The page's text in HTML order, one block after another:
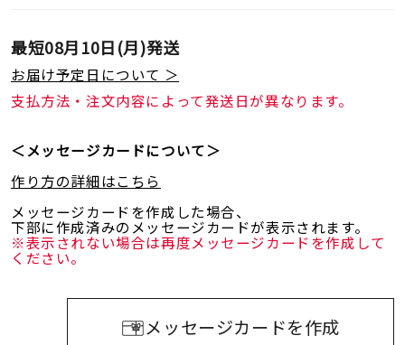
最短08月10日(月)発送
お届け予定日について ＞
支払方法・注文内容によって発送日が異なります。
＜メッセージカードについて＞
作り方の詳細はこちら
メッセージカードを作成した場合、
下部に作成済みのメッセージカードが表示されます。
※表示されない場合は再度メッセージカードを作成して
ください。
メッセージカードを作成